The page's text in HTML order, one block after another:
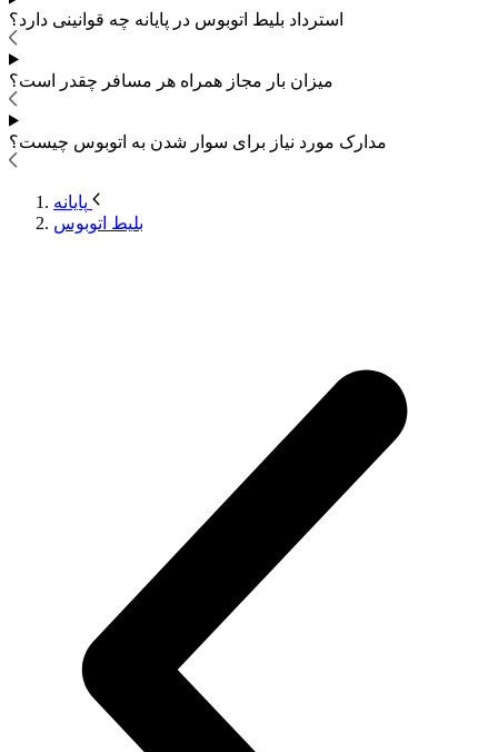
استرداد بلیط اتوبوس در پایانه چه قوانینی دارد؟
میزان بار مجاز همراه هر مسافر چقدر است؟
مدارک مورد نیاز برای سوار شدن به اتوبوس چیست؟
بلیط اتوبوس